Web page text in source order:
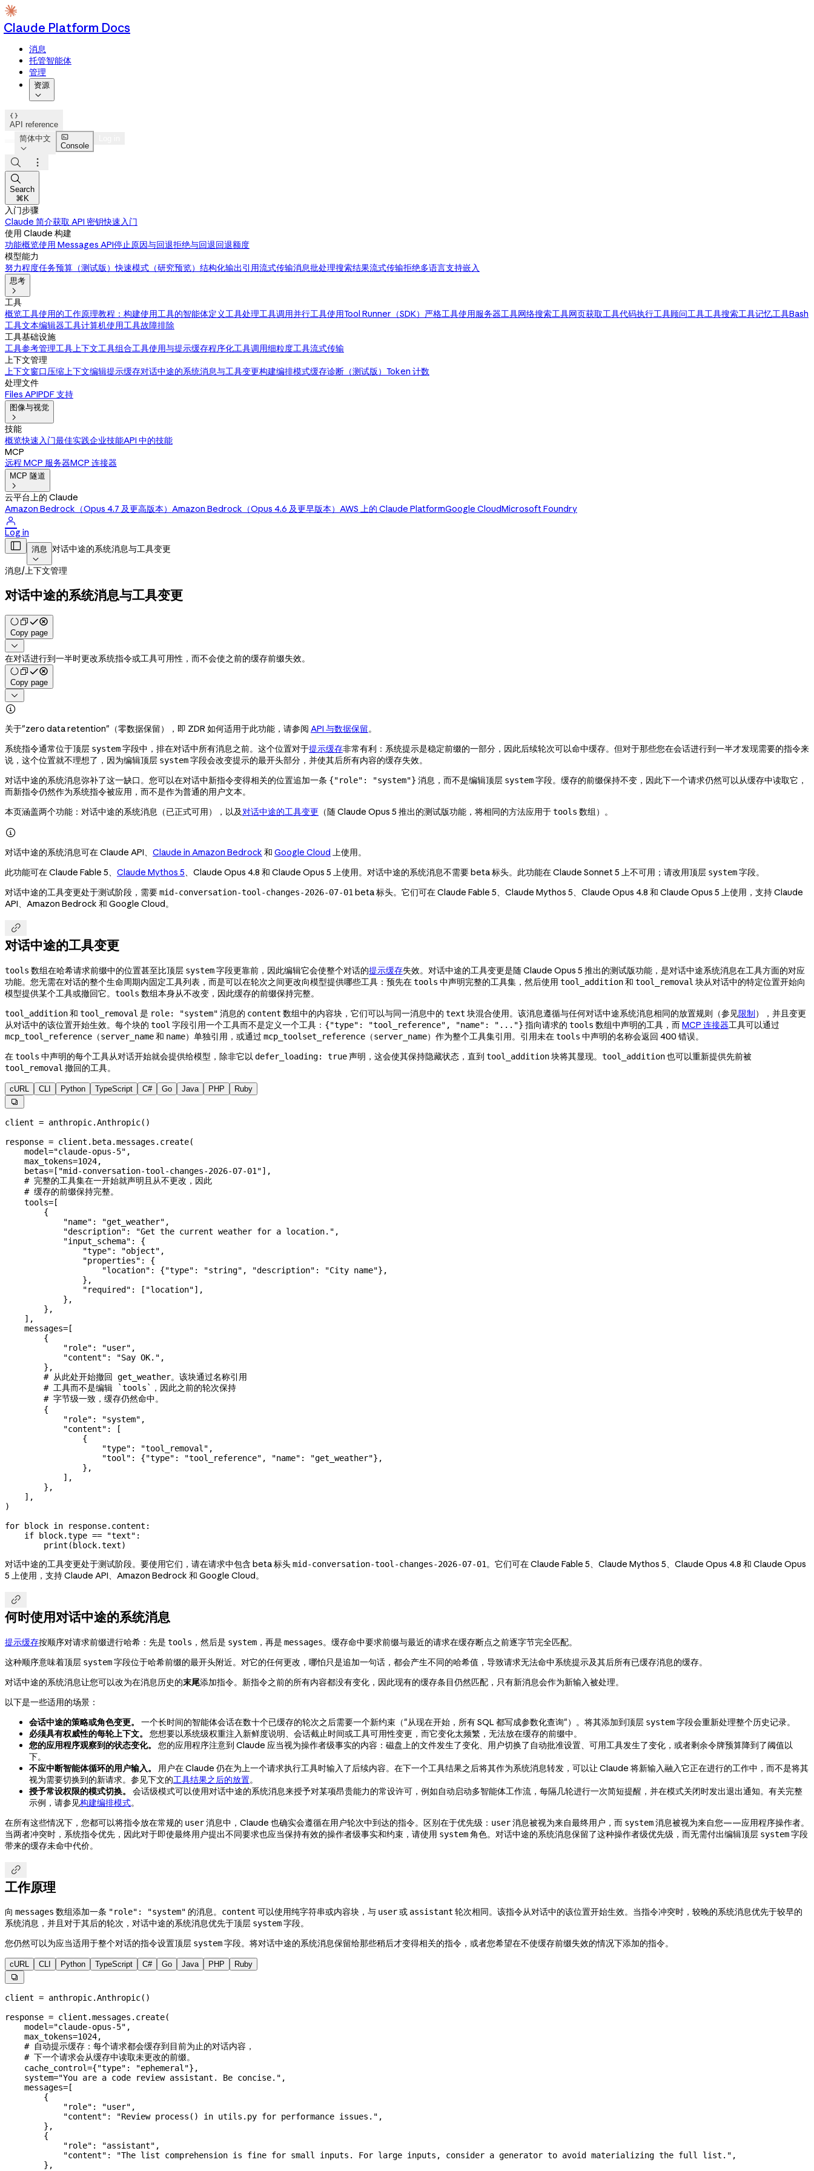
Claude Platform Docs
消息
托管智能体
管理
资源


API reference
简体中文


Console



Search
⌘K
入门步骤
Claude 简介获取 API 密钥快速入门
使用 Claude 构建
功能概览使用 Messages API停止原因与回退拒绝与回退回退额度
模型能力
努力程度任务预算（测试版）快速模式（研究预览） 结构化输出引用流式传输消息批处理搜索结果流式传输拒绝多语言支持嵌入
思考

工具
概览工具使用的工作原理教程：构建使用工具的智能体定义工具处理工具调用并行工具使用Tool Runner（SDK） 严格工具使用服务器工具网络搜索工具网页获取工具代码执行工具顾问工具工具搜索工具记忆工具Bash
工具文本编辑器工具计算机使用工具故障排除
工具基础设施
工具参考管理工具上下文工具组合工具使用与提示缓存程序化工具调用细粒度工具流式传输
上下文管理
上下文窗口压缩上下文编辑提示缓存对话中途的系统消息与工具变更构建编排模式缓存诊断（测试版） Token 计数
处理文件
Files APIPDF 支持
图像与视觉

技能
概览快速入门最佳实践企业技能API 中的技能
MCP
远程 MCP 服务器MCP 连接器
MCP 隧道

云平台上的 Claude
Amazon Bedrock（Opus 4.7 及更高版本） Amazon Bedrock（Opus 4.6 及更早版本） AWS 上的 Claude PlatformGoogle CloudMicrosoft Foundry

Log in
 消息

对话中途的系统消息与工具变更
消息/上下文管理
对话中途的系统消息与工具变更
Copy page

在对话进行到一半时更改系统指令或工具可用性，而不会使之前的缓存前缀失效。
Copy page


关于"zero data retention"（零数据保留），即 ZDR 如何适用于此功能，请参阅 API 与数据保留。
系统指令通常位于顶层 system字段中，排在对话中所有消息之前。这个位置对于提示缓存非常有利：系统提示是稳定前缀的一部分，因此后续轮次可以命中缓存。但对于那些您在会话进行到一半才发现需要的指令来
说，这个位置就不理想了，因为编辑顶层 system字段会改变提示的最开头部分，并使其后所有内容的缓存失效。
对话中途的系统消息弥补了这一缺口。您可以在对话中新指令变得相关的位置追加一条 {"role": "system"} 消息，而不是编辑顶层 system字段。缓存的前缀保持不变，因此下一个请求仍然可以从缓存中读取它，
而新指令仍然作为系统指令被应用，而不是作为普通的用户文本。
本页涵盖两个功能：对话中途的系统消息（已正式可用），以及对话中途的工具变更 （随 Claude Opus 5 推出的测试版功能，将相同的方法应用于tools 数组）。

对话中途的系统消息可在 Claude API、 Claude in Amazon Bedrock 和 Google Cloud 上使用。
此功能可在 Claude Fable 5、 Claude Mythos 5、Claude Opus 4.8 和 Claude Opus 5 上使用。对话中途的系统消息不需要 beta 标头。此功能在 Claude Sonnet 5 上不可用；请改用顶层 system字段。
对话中途的工具变更处于测试阶段，需要mid-conversation-tool-changes-2026-07-01 beta 标头。它们可在 Claude Fable 5、Claude Mythos 5、Claude Opus 4.8 和 Claude Opus 5 上使用，支持 Claude
API、Amazon Bedrock 和 Google Cloud。

对话中途的工具变更
tools 数组在哈希请求前缀中的位置甚至比顶层 system字段更靠前，因此编辑它会使整个对话的提示缓存失效。对话中途的工具变更是随 Claude Opus 5 推出的测试版功能，是对话中途系统消息在工具方面的对应
功能。您无需在对话的整个生命周期内固定工具列表，而是可以在轮次之间更改向模型提供哪些工具：预先在tools 中声明完整的工具集，然后使用 tool_addition和 tool_removal 块从对话中的特定位置开始向
模型提供某个工具或撤回它。 tools 数组本身从不改变，因此缓存的前缀保持完整。
tool_addition和 tool_removal 是 role: "system" 消息的 content 数组中的内容块，它们可以与同一消息中的 text 块混合使用。该消息遵循与任何对话中途系统消息相同的放置规则（参见限制），并且变更
从对话中的该位置开始生效。每个块的 tool 字段引用一个工具而不是定义一个工具： {"type": "tool_reference", "name": "..."} 指向请求的 tools 数组中声明的工具，而MCP 连接器工具可以通过
mcp_tool_reference （server_name和 name）单独引用，或通过 mcp_toolset_reference （server_name）作为整个工具集引用。引用未在tools 中声明的名称会返回 400 错误。
在tools 中声明的每个工具从对话开始就会提供给模型，除非它以 defer_loading: true声明，这会使其保持隐藏状态，直到 tool_addition块将其显现。 tool_addition也可以重新提供先前被
tool_removal 撤回的工具。
cURL CLI Python TypeScript C# Go Java PHP Ruby

client = anthropic.Anthropic()
response = client.beta.messages.create(
    model
="claude-opus-5" ,
    max_tokens
=1024,
    betas
= [ "mid-conversation-tool-changes-2026-07-01"],
    # 完整的工具集在一开始就声明且从不更改，因此
    # 缓存的前缀保持完整。
    tools
= [
        {
            "name"
: "get_weather" ,
            "description"
: "Get the current weather for a location." ,
            "input_schema"
: {
                "type"
: "object" ,
                "properties"
: {
                    "location"
: {"type" : "string" , "description" : "City name"},
                },
                "required"
: [ "location"],
            },
        },
    ],
    messages
= [
        {
            "role"
: "user" ,
            "content"
: "Say OK." ,
        },
        # 从此处开始撤回 get_weather。该块通过名称引用
        # 工具而不是编辑 `tools`，因此之前的轮次保持
        # 字节级一致，缓存仍然命中。
        {
            "role"
: "system" ,
            "content"
: [
                {
                    "type"
: "tool_removal" ,
                    "tool"
: {"type" : "tool_reference" , "name" : "get_weather"},
                },
            ],
        },
    ],
)
for block in response.content:
    if
block.type == "text" :
        print
(block.text)
对话中途的工具变更处于测试阶段。要使用它们，请在请求中包含 beta 标头mid-conversation-tool-changes-2026-07-01。它们可在 Claude Fable 5、Claude Mythos 5、Claude Opus 4.8 和 Claude Opus
5 上使用，支持 Claude API、Amazon Bedrock 和 Google Cloud。

何时使用对话中途的系统消息
提示缓存按顺序对请求前缀进行哈希：先是 tools ，然后是 system ，再是 messages。缓存命中要求前缀与最近的请求在缓存断点之前逐字节完全匹配。
这种顺序意味着顶层 system字段位于哈希前缀的最开头附近。对它的任何更改，哪怕只是追加一句话，都会产生不同的哈希值，导致请求无法命中系统提示及其后所有已缓存消息的缓存。
对话中途的系统消息让您可以改为在消息历史的末尾添加指令。新指令之前的所有内容都没有变化，因此现有的缓存条目仍然匹配，只有新消息会作为新输入被处理。
以下是一些适用的场景：
会话中途的策略或角色变更。
一个长时间的智能体会话在数十个已缓存的轮次之后需要一个新约束（"从现在开始，所有 SQL 都写成参数化查询"）。将其添加到顶层 system字段会重新处理整个历史记录。
必须具有权威性的每轮上下文。
您想要以系统级权重注入新鲜度说明、会话截止时间或工具可用性变更，而它变化太频繁，无法放在缓存的前缀中。
您的应用程序观察到的状态变化。
您的应用程序注意到 Claude 应当视为操作者级事实的内容：磁盘上的文件发生了变化、用户切换了自动批准设置、可用工具发生了变化，或者剩余令牌预算降到了阈值以
下。
不应中断智能体循环的用户输入。
用户在 Claude 仍在为上一个请求执行工具时输入了后续内容。在下一个工具结果之后将其作为系统消息转发，可以让 Claude 将新输入融入它正在进行的工作中，而不是将其
视为需要切换到的新请求。参见下文的工具结果之后的放置。
授予常设权限的模式切换。
会话级模式可以使用对话中途的系统消息来授予对某项昂贵能力的常设许可，例如自动启动多智能体工作流，每隔几轮进行一次简短提醒，并在模式关闭时发出退出通知。有关完整
示例，请参见构建编排模式。
在所有这些情况下，您都可以将指令放在常规的 user消息中，Claude 也确实会遵循在用户轮次中到达的指令。区别在于优先级： user消息被视为来自最终用户，而 system消息被视为来自您——应用程序操作者。
当两者冲突时，系统指令优先，因此对于即使最终用户提出不同要求也应当保持有效的操作者级事实和约束，请使用 system角色。对话中途的系统消息保留了这种操作者级优先级，而无需付出编辑顶层 system字段
带来的缓存未命中代价。

工作原理
向 messages 数组添加一条 "role": "system" 的消息。 content 可以使用纯字符串或内容块，与 user或 assistant 轮次相同。该指令从对话中的该位置开始生效。当指令冲突时，较晚的系统消息优先于较早的
系统消息，并且对于其后的轮次，对话中途的系统消息优先于顶层 system字段。
您仍然可以为应当适用于整个对话的指令设置顶层 system字段。将对话中途的系统消息保留给那些稍后才变得相关的指令，或者您希望在不使缓存前缀失效的情况下添加的指令。
cURL CLI Python TypeScript C# Go Java PHP Ruby

client = anthropic.Anthropic()
response = client.messages.create(
    model
="claude-opus-5" ,
    max_tokens
=1024,
    # 自动提示缓存：每个请求都会缓存到目前为止的对话内容，
    # 下一个请求会从缓存中读取未更改的前缀。
    cache_control
={"type" : "ephemeral"},
    system
="You are a code review assistant. Be concise." ,
    messages
= [
        {
            "role"
: "user" ,
            "content"
: "Review process() in utils.py for performance issues." ,
        },
        {
            "role"
: "assistant" ,
            "content"
: "The list comprehension is fine for small inputs. For large inputs, consider a generator to avoid materializing the full list." ,
        },